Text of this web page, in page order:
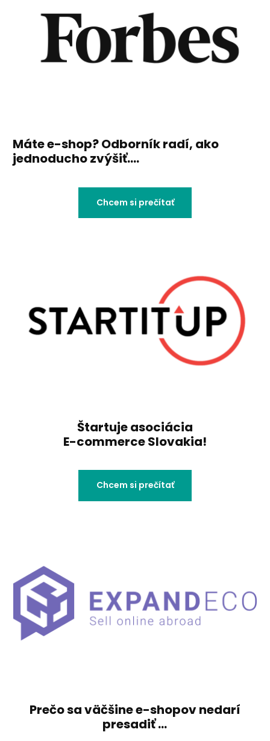
Máte e-shop? Odborník radí, ako
jednoducho zvýšiť....
Chcem si prečítať
Štartuje asociácia
E-commerce Slovakia!
Chcem si prečítať
Prečo sa väčšine e-shopov nedarí
presadiť ...